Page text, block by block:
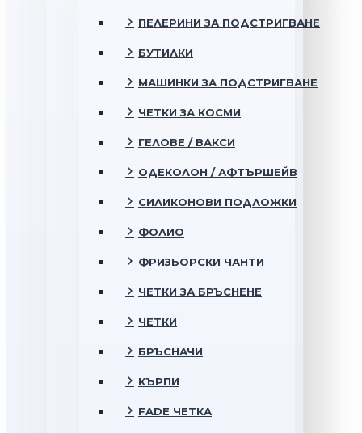
ПЕЛЕРИНИ ЗА ПОДСТРИГВАНЕ
БУТИЛКИ
МАШИНКИ ЗА ПОДСТРИГВАНЕ
ЧЕТКИ ЗА КОСМИ
ГЕЛОВЕ / ВАКСИ
ОДЕКОЛОН / АФТЪРШЕЙВ
СИЛИКОНОВИ ПОДЛОЖКИ
ФОЛИО
ФРИЗЬОРСКИ ЧАНТИ
ЧЕТКИ ЗА БРЪСНЕНЕ
ЧЕТКИ
БРЪСНАЧИ
КЪРПИ
FADE ЧЕТКА